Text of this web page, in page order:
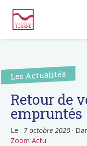
Les Actualités
Retour de
empruntés
Le : 7 octobre 2020 ·
Zoom Actu